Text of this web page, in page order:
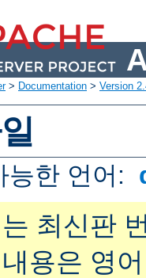
> Documentation > Version
능한 언어:
최신판
용은 영